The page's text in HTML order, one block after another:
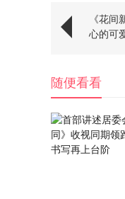
《花
心的可
随便看看